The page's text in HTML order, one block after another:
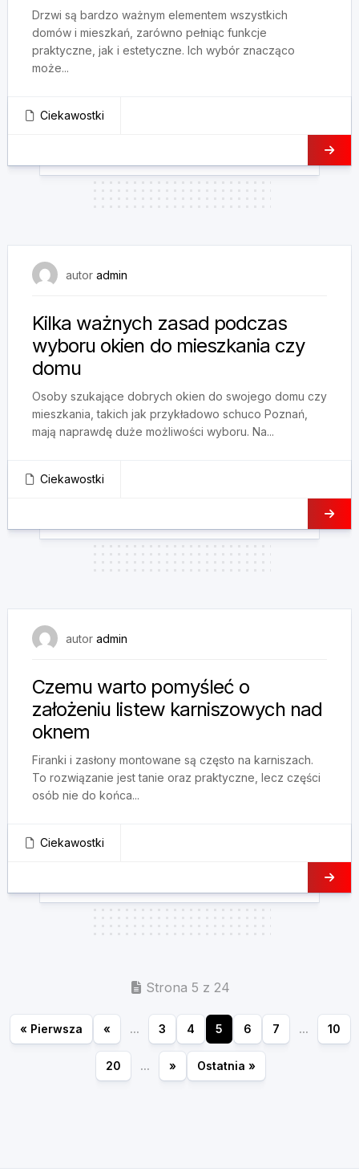
Drzwi są bardzo ważnym elementem wszystkich
domów i mieszkań, zarówno pełniąc funkcje
praktyczne, jak i estetyczne. Ich wybór znacząco
może...
Ciekawostki
autor admin
Kilka ważnych zasad podczas
wyboru okien do mieszkania czy
domu
Osoby szukające dobrych okien do swojego domu czy
mieszkania, takich jak przykładowo schuco Poznań,
mają naprawdę duże możliwości wyboru. Na...
Ciekawostki
autor admin
Czemu warto pomyśleć o
założeniu listew karniszowych nad
oknem
Firanki i zasłony montowane są często na karniszach.
To rozwiązanie jest tanie oraz praktyczne, lecz części
osób nie do końca...
Ciekawostki
Strona 5 z 24
« Pierwsza « ... 3 4 5 6 7 ... 10
20 ... » Ostatnia »